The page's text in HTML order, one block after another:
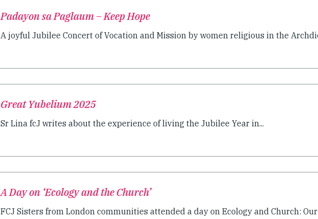
Padayon sa Paglaum – Keep Hope
A joyful Jubilee Concert of Vocation and Mission by women religious in the
Great Yubelium 2025
Sr Lina fcJ writes about the experience of living the Jubilee Year in...
A Day on ‘Ecology and the Church’
FCJ Sisters from London communities attended a day on Ecology and Church: